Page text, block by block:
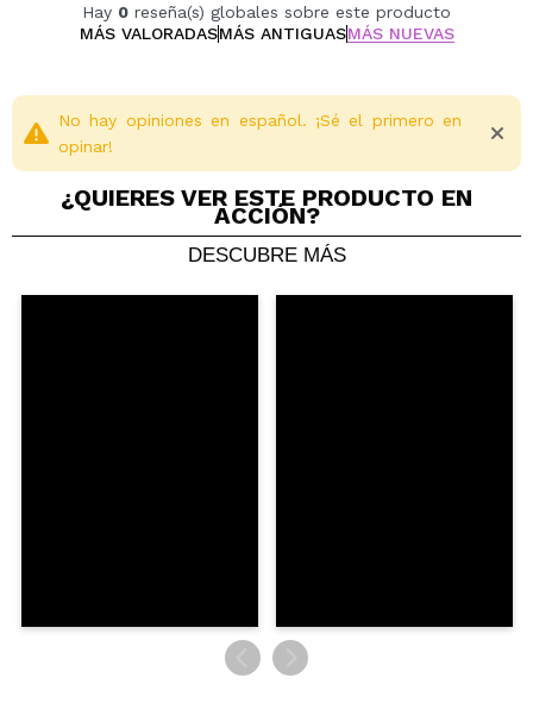
Hay 0 reseña(s) globales sobre este producto
MÁS VALORADASMÁS ANTIGUASMÁS NUEVAS
No hay opiniones en español. ¡Sé el primero en
opinar!
¿QUIERES VER ESTE PRODUCTO EN
ACCIÓN?
DESCUBRE MÁS